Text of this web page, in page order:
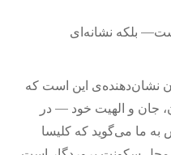
بلکه نشانه‌ای
نشان‌دهنده‌ی این است که
جان و الهیت خود — در
ما می‌گوید که کلیسا